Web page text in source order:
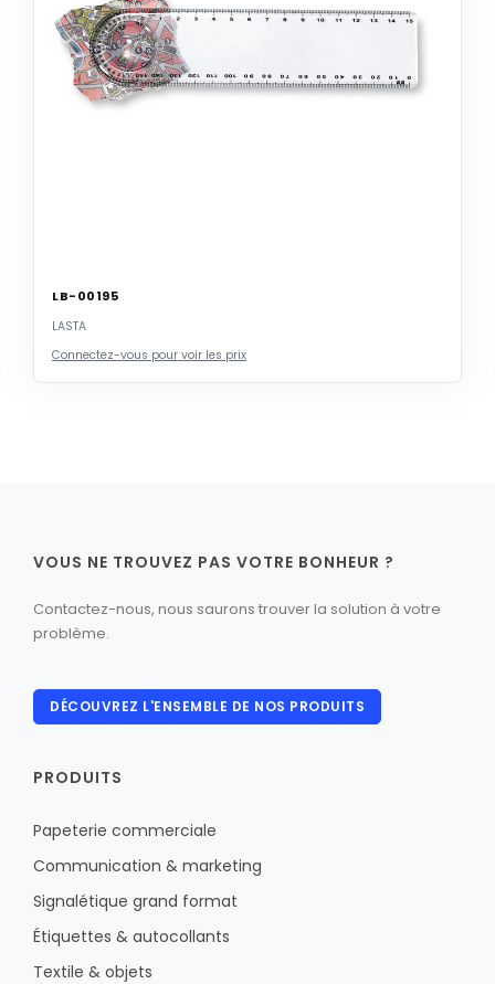
LB-00195
LASTA
Connectez-vous pour voir les prix
VOUS NE TROUVEZ PAS VOTRE BONHEUR ?
Contactez-nous, nous saurons trouver la solution à votre
problème.
DÉCOUVREZ L'ENSEMBLE DE NOS PRODUITS
PRODUITS
Papeterie commerciale
Communication & marketing
Signalétique grand format
Étiquettes & autocollants
Textile & objets